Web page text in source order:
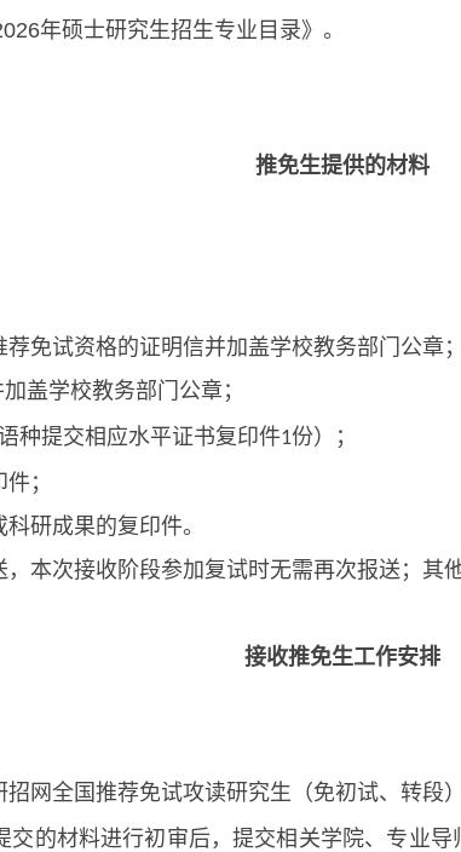
年硕士研究生招生专业目录》。
推免生提供的材料
免试资格的证明信并加盖学校教务部门公章；
盖学校教务部门公章；
种提交相应水平证书复印件1份）；
；
研成果的复印件。
本次接收阶段参加复试时无需再次报送；其
接收推免生工作安排
招网全国推荐免试攻读研究生（免初试、转段
交的材料进行初审后，提交相关学院、专业